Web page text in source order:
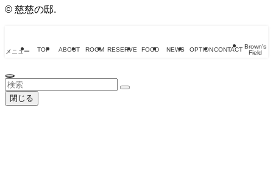
© 慈慈の邸.
メニュー TOP ABOUT ROOM RESERVE FOOD NEWS OPTIONCONTACT Brown's
Field
閉じる